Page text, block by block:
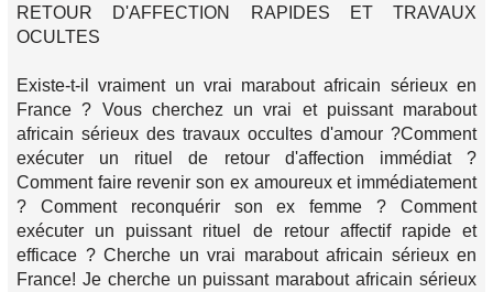
RETOUR D'AFFECTION RAPIDES ET TRAVAUX
OCULTES
Existe-t-il vraiment un vrai marabout africain sérieux en
France ? Vous cherchez un vrai et puissant marabout
africain sérieux des travaux occultes d'amour ?Comment
exécuter un rituel de retour d'affection immédiat ?
Comment faire revenir son ex amoureux et immédiatement
? Comment reconquérir son ex femme ? Comment
exécuter un puissant rituel de retour affectif rapide et
efficace ? Cherche un vrai marabout africain sérieux en
France! Je cherche un puissant marabout africain sérieux